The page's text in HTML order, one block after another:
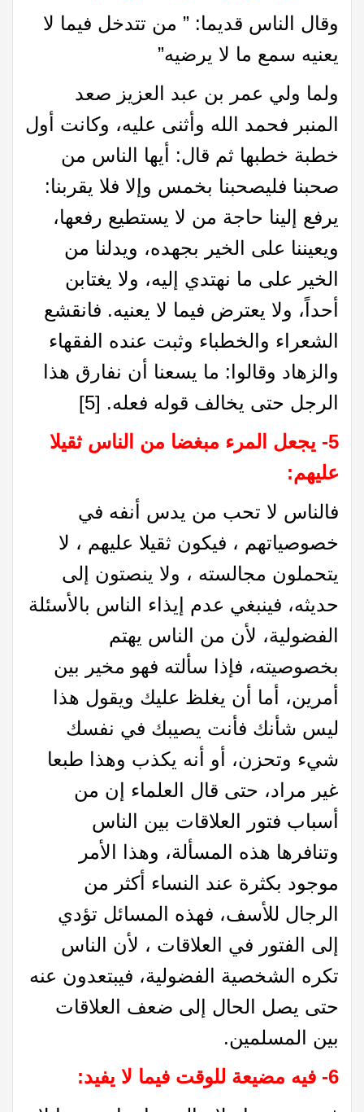
وقال الناس قديما: ” من تتدخل فيما لا
يعنيه سمع ما لا يرضيه”
ولما ولي عمر بن عبد العزيز صعد
المنبر فحمد الله وأثنى عليه، وكانت أول
خطبة خطبها ثم قال: أيها الناس من
صحبنا فليصحبنا بخمس وإلا فلا يقربنا:
يرفع إلينا حاجة من لا يستطيع رفعها،
ويعيننا على الخير بجهده، ويدلنا من
الخير على ما نهتدي إليه، ولا يغتابن
أحداً، ولا يعترض فيما لا يعنيه. فانقشع
الشعراء والخطباء وثبت عنده الفقهاء
والزهاد وقالوا: ما يسعنا أن نفارق هذا
الرجل حتى يخالف قوله فعله. [5]
5- يجعل المرء مبغضا من الناس ثقيلا
عليهم:
فالناس لا تحب من يدس أنفه في
خصوصياتهم ، فيكون ثقيلا عليهم ، لا
يتحملون مجالسته ، ولا ينصتون إلى
حديثه، فينبغي عدم إيذاء الناس بالأسئلة
الفضولية، لأن من الناس يهتم
بخصوصيته، فإذا سألته فهو مخير بين
أمرين، أما أن يغلظ عليك ويقول هذا
ليس شأنك فأنت يصيبك في نفسك
شيء وتحزن، أو أنه يكذب وهذا طبعا
غير مراد، حتى قال العلماء إن من
أسباب فتور العلاقات بين الناس
وتنافرها هذه المسألة، وهذا الأمر
موجود بكثرة عند النساء أكثر من
الرجال للأسف، فهذه المسائل تؤدي
إلى الفتور في العلاقات ، لأن الناس
تكره الشخصية الفضولية، فيبتعدون عنه
حتى يصل الحال إلى ضعف العلاقات
بين المسلمين.
6- فيه مضيعة للوقت فيما لا يفيد: